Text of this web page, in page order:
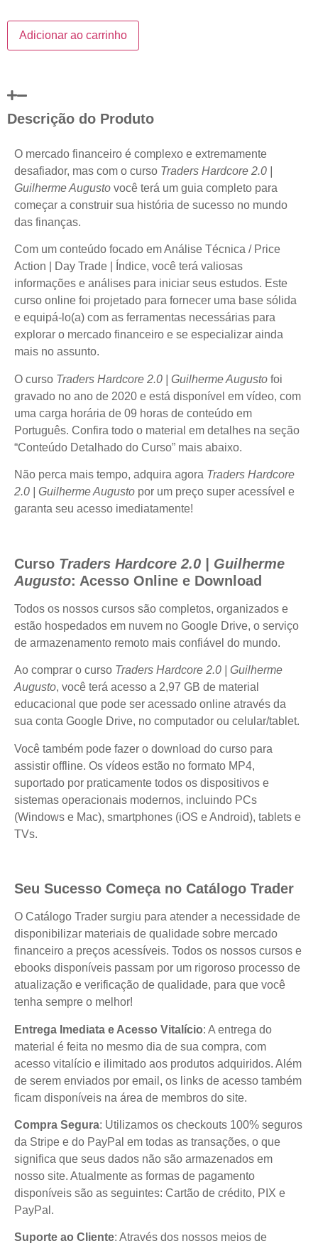
Adicionar ao carrinho
Descrição do Produto
O mercado financeiro é complexo e extremamente
desafiador, mas com o curso Traders Hardcore 2.0 |
Guilherme Augusto você terá um guia completo para
começar a construir sua história de sucesso no mundo
das finanças.
Com um conteúdo focado em Análise Técnica / Price
Action | Day Trade | Índice, você terá valiosas
informações e análises para iniciar seus estudos. Este
curso online foi projetado para fornecer uma base sólida
e equipá-lo(a) com as ferramentas necessárias para
explorar o mercado financeiro e se especializar ainda
mais no assunto.
O curso Traders Hardcore 2.0 | Guilherme Augusto foi
gravado no ano de 2020 e está disponível em vídeo, com
uma carga horária de 09 horas de conteúdo em
Português. Confira todo o material em detalhes na seção
“Conteúdo Detalhado do Curso” mais abaixo.
Não perca mais tempo, adquira agora Traders Hardcore
2.0 | Guilherme Augusto por um preço super acessível e
garanta seu acesso imediatamente!
Curso Traders Hardcore 2.0 | Guilherme
Augusto: Acesso Online e Download
Todos os nossos cursos são completos, organizados e
estão hospedados em nuvem no Google Drive, o serviço
de armazenamento remoto mais confiável do mundo.
Ao comprar o curso Traders Hardcore 2.0 | Guilherme
Augusto, você terá acesso a 2,97 GB de material
educacional que pode ser acessado online através da
sua conta Google Drive, no computador ou celular/tablet.
Você também pode fazer o download do curso para
assistir offline. Os vídeos estão no formato MP4,
suportado por praticamente todos os dispositivos e
sistemas operacionais modernos, incluindo PCs
(Windows e Mac), smartphones (iOS e Android), tablets e
TVs.
Seu Sucesso Começa no Catálogo Trader
O Catálogo Trader surgiu para atender a necessidade de
disponibilizar materiais de qualidade sobre mercado
financeiro a preços acessíveis. Todos os nossos cursos e
ebooks disponíveis passam por um rigoroso processo de
atualização e verificação de qualidade, para que você
tenha sempre o melhor!
Entrega Imediata e Acesso Vitalício: A entrega do
material é feita no mesmo dia de sua compra, com
acesso vitalício e ilimitado aos produtos adquiridos. Além
de serem enviados por email, os links de acesso também
ficam disponíveis na área de membros do site.
Compra Segura: Utilizamos os checkouts 100% seguros
da Stripe e do PayPal em todas as transações, o que
significa que seus dados não são armazenados em
nosso site. Atualmente as formas de pagamento
disponíveis são as seguintes: Cartão de crédito, PIX e
PayPal.
Suporte ao Cliente: Através dos nossos meios de